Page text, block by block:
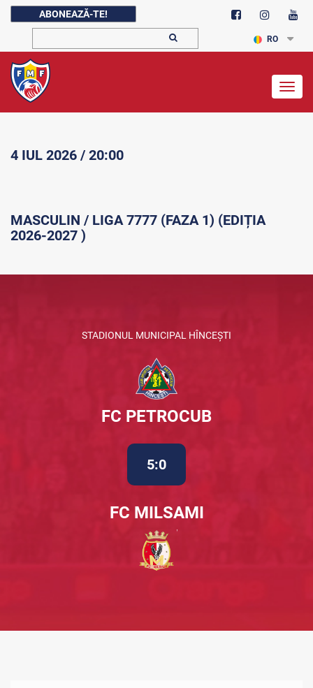
ABONEAZĂ-TE!
RO
4 IUL 2026 / 20:00
MASCULIN / LIGA 7777 (FAZA 1) (EDIȚIA
2026-2027 )
STADIONUL MUNICIPAL HÎNCEȘTI
FC PETROCUB
5:0
FC MILSAMI